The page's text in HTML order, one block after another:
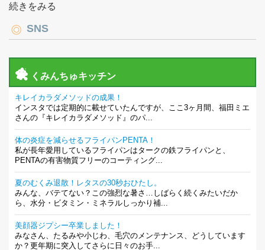
続きをみる
SNS
くみんちゅキッチン
キレイカラダメソッドの成果！
インスタでは定期的に載せていたんですが、ここ3ヶ月間、福田ミエ
さんの『キレイカラダメソッド』のパ...
体の炎症を減らせるフライパンPENTA！
私が長年愛用しているフライパンはタークの鉄フライパンと、
PENTAの有害物質フリーのコーティング...
夏のむくみ退散！レタスの30秒おひたし。
みんな、バテてない？この強烈な暑さ…しばらく続くみたいだか
ら、水分・ビタミン・ミネラルしっかり補...
美顔器ジプシー卒業しました！
みなさん、たるみや小じわ、毛穴のメンテナンス、どうしています
か？更年期に突入してさらに日々のお手...